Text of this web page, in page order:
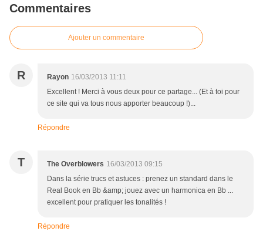
Commentaires
Ajouter un commentaire
R Rayon 16/03/2013 11:11
Excellent ! Merci à vous deux pour ce partage... (Et à toi pour
ce site qui va tous nous apporter beaucoup !)...
Répondre
T The Overblowers 16/03/2013 09:15
Dans la série trucs et astuces : prenez un standard dans le
Real Book en Bb &amp; jouez avec un harmonica en Bb ...
excellent pour pratiquer les tonalités !
Répondre